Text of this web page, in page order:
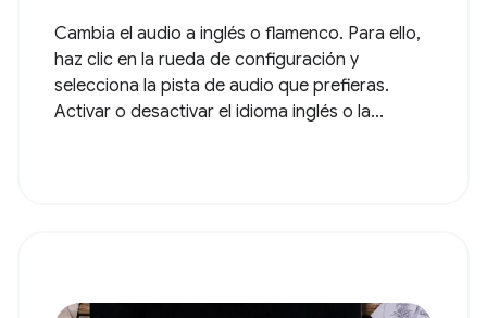
Cambia el audio a inglés o flamenco. Para ello,
haz clic en la rueda de configuración y
selecciona la pista de audio que prefieras.
Activar o desactivar el idioma inglés o la...